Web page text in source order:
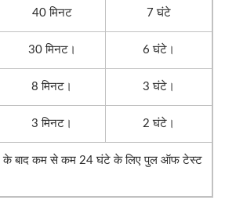
40 मिनट 7 घंटे
30 मिनट। 6 घंटे।
8 मिनट। 3 घंटे।
3 मिनट। 2 घंटे।
के बाद कम से कम 24 घंटे के लिए पुल ऑफ टेस्ट